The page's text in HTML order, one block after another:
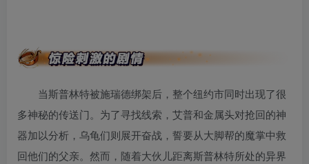
当斯普林特被施瑞德绑架后，整个纽约市同时出现了很
多神秘的传送门。为了寻找线索，艾普和金属头对抢回的神
器加以分析，乌龟们则展开奋战，誓要从大脚帮的魔掌中救
回他们的父亲。然而，随着大伙儿距离斯普林特所处的异界